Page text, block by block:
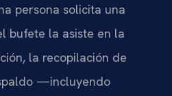
persona solicita una
bufete la asiste en la
la recopilación de
—incluyendo